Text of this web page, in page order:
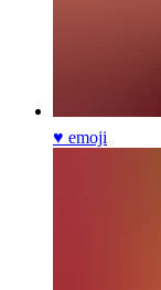
♥️ emoji